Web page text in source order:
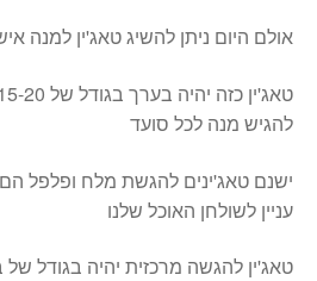
אולם היום ניתן להשיג טאג'ין למנה
להגיש מנה לכל סועד
ישנם טאג'ינים להגשת מלח ופלפל
עניין לשולחן האוכל שלנו